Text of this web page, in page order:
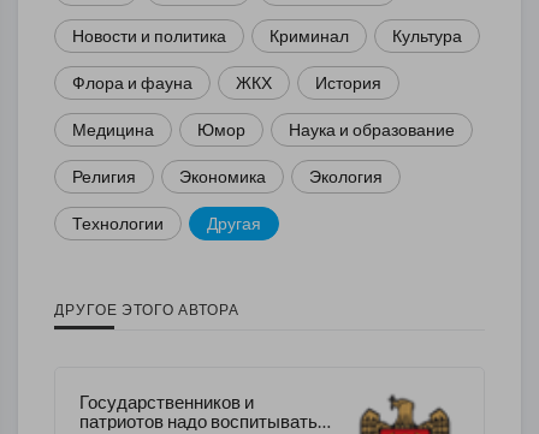
Новости и политика Криминал Культура
Флора и фауна ЖКХ История
Медицина Юмор Наука и образование
Религия Экономика Экология
Технологии Другая
ДРУГОЕ ЭТОГО АВТОРА
Государственников и
патриотов надо воспитывать с